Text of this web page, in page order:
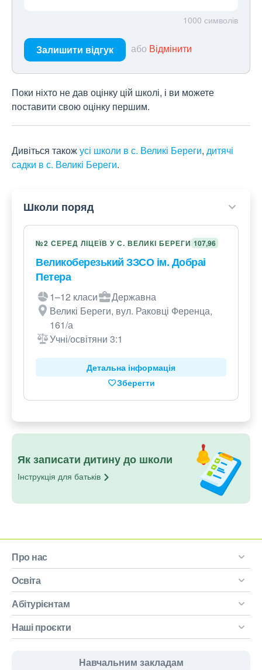
1000 символів
Залишити відгук або Відмінити
Поки ніхто не дав оцінку цій школі, і ви можете
поставити свою оцінку першим.
Дивіться такожусі школи в с. Великі Береги, дитячі
садки в с. Великі Береги.
Школи поряд
№2 СЕРЕД ЛІЦЕЇВ У С. ВЕЛИКІ БЕРЕГИ 107,96
Великоберезький ЗЗСО ім. Добраі
Петера
1–12 класи
Державна
Великі Береги, вул. Раковці Ференца,
161/а
Учні/освітяни 3:1
Детальна інформація
Зберегти
Як записати дитину до школи
Інструкція для батьків
Про нас
Освіта
Абітурієнтам
Наші проєкти
Навчальним закладам